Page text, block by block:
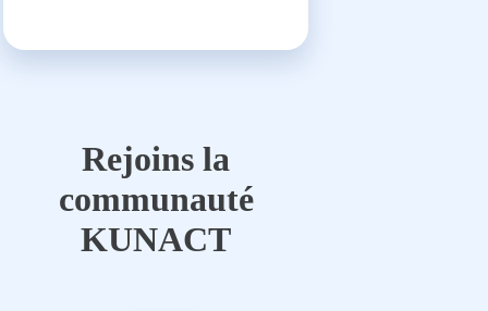
Rejoins la
communauté
KUNACT